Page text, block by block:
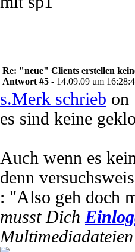
Re: "neue" Clients erstellen
Antwort #5 - 14.09.09 um
s.Merk schrieb on
es sind keine
Auch wenn es
denn
: "Also geh doch
musst Dich